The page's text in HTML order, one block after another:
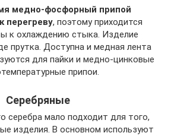
медно-фосфорный припой
перегреву, поэтому приходится
к охлаждению стыка. Изделие
прутка. Доступна и медная лента
для пайки и медно-цинковые
припои.
Серебряные
серебра мало подходит для того,
изделия. В основном используют